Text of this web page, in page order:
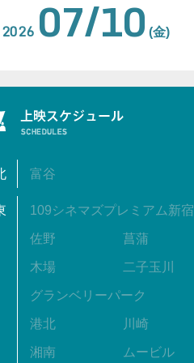
2026 07/10 (金)
富谷
109シネマズプレミアム新宿
佐野 菖蒲
木場 二子玉川
グランベリーパーク
港北 川崎
湘南 ムービル